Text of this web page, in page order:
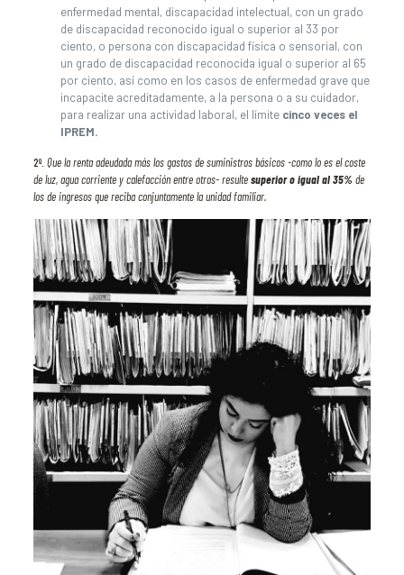
enfermedad mental, discapacidad intelectual, con un grado
de discapacidad reconocido igual o superior al 33 por
ciento, o persona con discapacidad física o sensorial, con
un grado de discapacidad reconocida igual o superior al 65
por ciento, así como en los casos de enfermedad grave que
incapacite acreditadamente, a la persona o a su cuidador,
para realizar una actividad laboral, el límite cinco veces el
IPREM.
2º. Que la renta adeudada más los gastos de suministros básicos -como lo es el coste
de luz, agua corriente y calefacción entre otros- resultesuperior o igual al 35% de
los de ingresos que reciba conjuntamente la unidad familiar.